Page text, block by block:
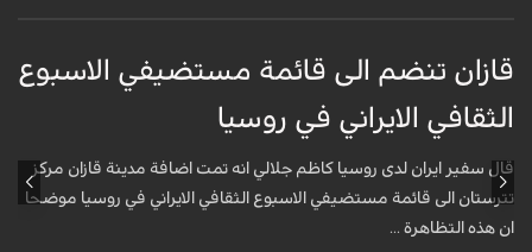
قازان تنضم الى قائمة مستضيفي الاسبوع
الثقافي الايراني في روسيا
قال سفير ايران لدى روسيا كاظم جلالي انه تمت اضافة مدينة قازان مركز
تترستان الى قائمة مستضيفي الاسبوع الثقافي الايراني في روسيا موضحا
ان هذه التظاهرة ...